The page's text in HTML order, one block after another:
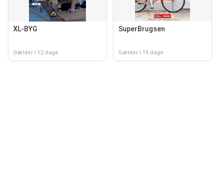
XL-BYG
Gælder i 12 dage
SuperBrugsen
Gælder i 19 dage